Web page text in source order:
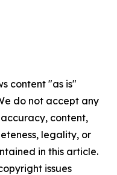
content "as is"
do not accept any
content,
legality, or
in this article.
issues